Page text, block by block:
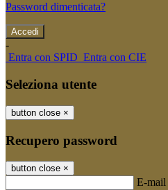
Password dimenticata?
-
Entra con SPID Entra con CIE
Seleziona utente
button close ×
Recupero password
button close ×
E-mail